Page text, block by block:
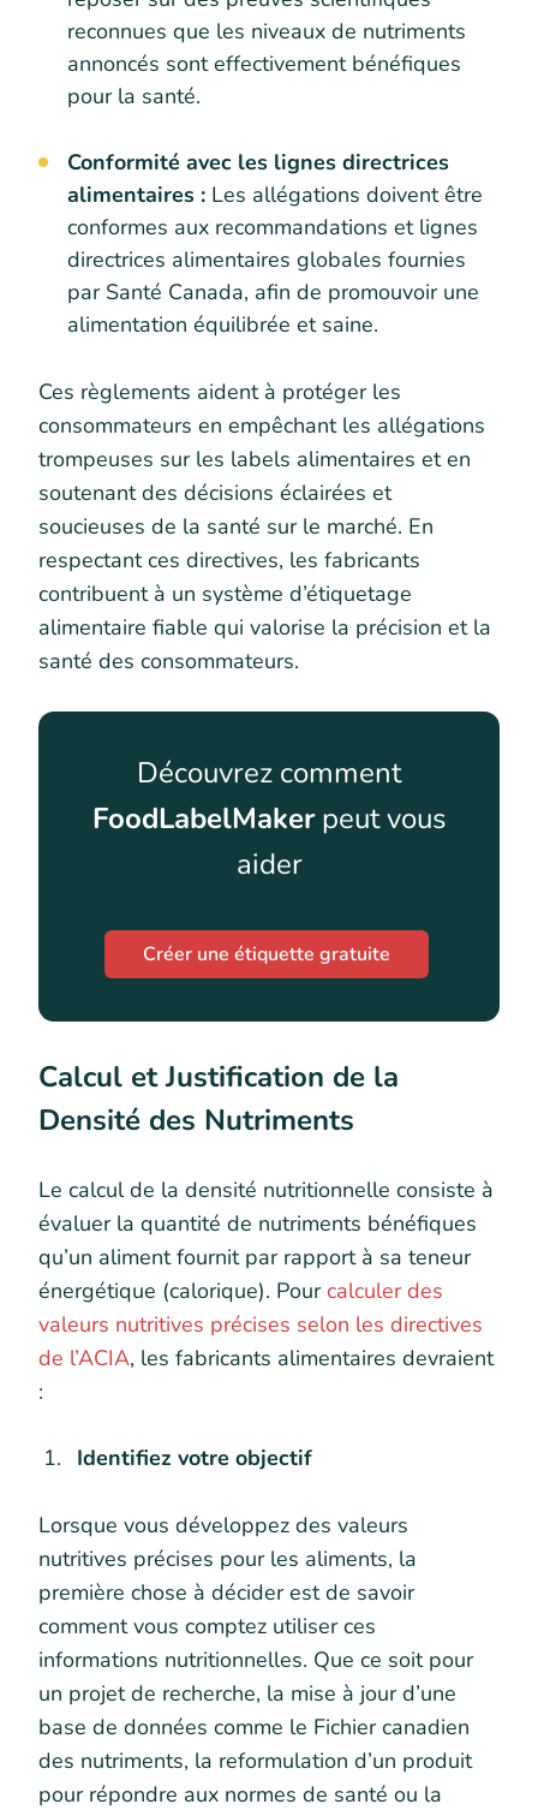
reconnues que les niveaux de nutriments
annoncés sont effectivement bénéfiques
pour la santé.
Conformité avec les lignes directrices
alimentaires : Les allégations doivent être
conformes aux recommandations et lignes
directrices alimentaires globales fournies
par Santé Canada, afin de promouvoir une
alimentation équilibrée et saine.
Ces règlements aident à protéger les
consommateurs en empêchant les allégations
trompeuses sur les labels alimentaires et en
soutenant des décisions éclairées et
soucieuses de la santé sur le marché. En
respectant ces directives, les fabricants
contribuent à un système d’étiquetage
alimentaire fiable qui valorise la précision et la
santé des consommateurs.
Découvrez comment
FoodLabelMakerpeut vous
aider
Créer une étiquette gratuite
Calcul et Justification de la
Densité des Nutriments
Le calcul de la densité nutritionnelle consiste à
évaluer la quantité de nutriments bénéfiques
qu’un aliment fournit par rapport à sa teneur
énergétique (calorique). Pourcalculer des
valeurs nutritives précises selon les directives
de l’ACIA, les fabricants alimentaires devraient
:
Identifiez votre objectif
Lorsque vous développez des valeurs
nutritives précises pour les aliments, la
première chose à décider est de savoir
comment vous comptez utiliser ces
informations nutritionnelles. Que ce soit pour
un projet de recherche, la mise à jour d’une
base de données comme le Fichier canadien
des nutriments, la reformulation d’un produit
pour répondre aux normes de santé ou la